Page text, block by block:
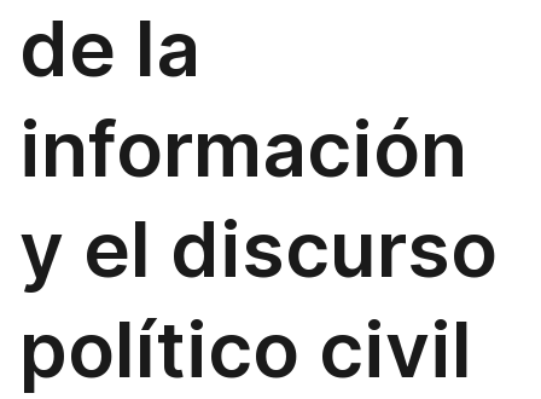
de la
información
y el discurso
político civil